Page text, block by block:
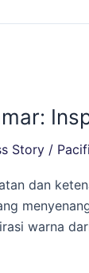
Story /
dan
warna